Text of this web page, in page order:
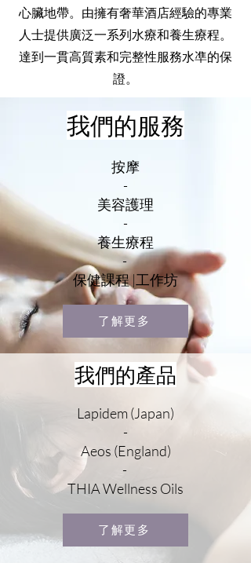
心臟地帶。由擁有奢華酒店經驗的專業
人士提供廣泛一系列水療和養生療程。
達到一貫高質素和完整性服務水凖的保
證。
我們的服務
按摩
-
美容護理
-
養生療程
-
保健課程 |工作坊
了解更多
我們的產品
Lapidem (Japan)
-
Aeos (England)
-
THIA Wellness Oils
了解更多